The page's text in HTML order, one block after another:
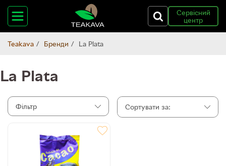
Сервісний
центр
Teakava Бренди La Plata
La Plata
Фільтр Сортувати за: